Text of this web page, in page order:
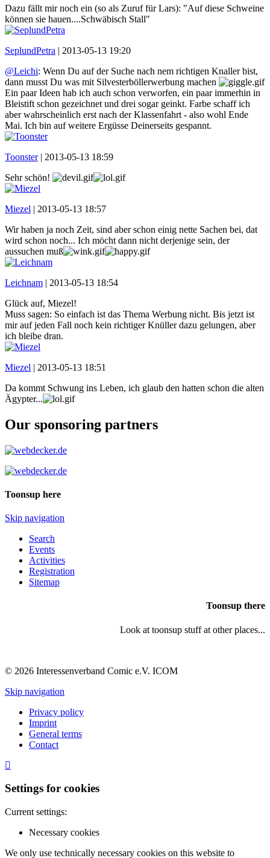
Dazu fällt mir noch ein (so als Zuruf für Lars): "Auf diese Schweine
können sie hauen....Schwäbisch Stall"
SeplundPetra | 2013-05-13 19:20
@Leichi: Wenn Du auf der Suche nach nem richtigen Knaller bist,
dann musst Du was mit Silvesterböllerwerbung machen
Ein paar Ideen hab ich auch schon verworfen, ein paar immerhin in
Bleistift schon gezeichnet und drei sogar geinkt. Farbe schaff ich
aber wahrscheinlich erst nach der Klassenfahrt - also wohl Ende
Mai. Ich bin auf weitere Ergüsse Deinerseits gespannt.
Toonster| 2013-05-13 18:59
Sehr schön!
Miezel | 2013-05-13 18:57
Wir haben ja noch Zeit, sind aber schon einig nette Sachen bei, dat
wird schon noch... Ich möcht dann nicht derjenige sein, der
aussuchen muß
Leichnam | 2013-05-13 18:54
Glück auf, Miezel!
Muss sagen: So einfach ist das Thema Werbung nicht. Bis jetzt ist
mir auf jeden Fall noch kein richtiger Knüller dazu gelungen, aber
ich bleibe dran.
Miezel | 2013-05-13 18:51
Da kommt Schwung ins Leben, ich glaub den hatten schon die alten
Ägypter...
Our sponsoring partners
Toonsup here
Skip navigation
Search
Events
Activities
Registration
Sitemap
Toonsup there
Look at toonsup stuff at other places...
© 2026 Interessenverband Comic e.V. ICOM
Skip navigation
Privacy policy
Imprint
General terms
Contact
Settings for cookies
Current settings:
Necessary cookies
We only use technically necessary cookies on this website to